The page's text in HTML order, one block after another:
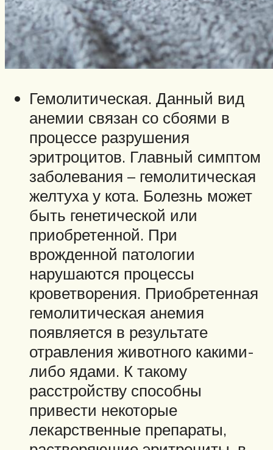
Гемолитическая. Данный вид
анемии связан со сбоями в
процессе разрушения
эритроцитов. Главный симптом
заболевания – гемолитическая
желтуха у кота. Болезнь может
быть генетической или
приобретенной. При
врожденной патологии
нарушаются процессы
кроветворения. Приобретенная
гемолитическая анемия
появляется в результате
отравления животного какими-
либо ядами. К такому
расстройству способны
привести некоторые
лекарственные препараты,